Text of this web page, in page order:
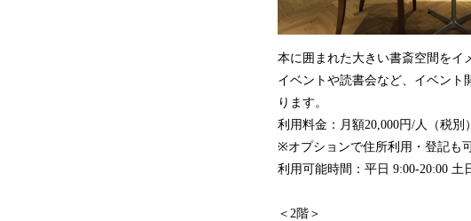
本に囲まれた大きい書斎空間をイ
イベントや読書会など、イベント
ります。
利用料金：月額20,000円/人（税別）
※オプションで住所利用・登記も
利用可能時間：平日 9:00-20:00 土
＜2階＞